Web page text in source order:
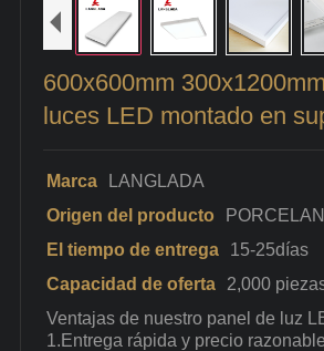
600x600mm
luces LED montado en
Marca
LANGLADA
Origen del producto
El tiempo de entrega
15-25días
Capacidad de oferta
2,000
Ventajas de nuestro panel de luz
1.Entrega rápida y precio